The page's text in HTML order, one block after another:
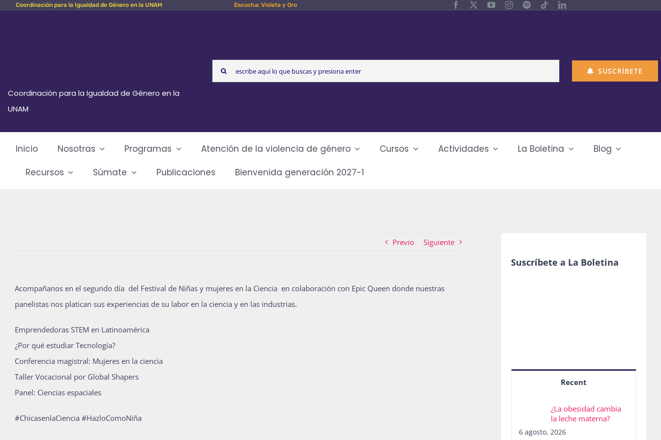
Skip Coordinación para la Igualdad de Género en la UNAM Escucha: Violeta y Oro
Coordinación para la Igualdad de Género en la
UNAM
Search
for:
SUSCRÍBETE
Inicio Nosotras Programas Atención de la violencia de género Cursos Actividades La Boletina
Blog
Recursos
Súmate Publicaciones Bienvenida generación 2027-1
Previo Siguiente
Acompañanos en el segundo día del Festival de Niñas y mujeres en la Ciencia en colaboración con Epic Queen donde nuestras
panelistas nos platican sus experiencias de su labor en la ciencia y en las industrias.
Emprendedoras STEM en Latinoamérica
¿Por qué estudiar Tecnología?
Conferencia magistral: Mujeres en la ciencia
Taller Vocacional por Global Shapers
Panel: Ciencias espaciales
#ChicasenlaCiencia #HazloComoNiña
Suscríbete a La Boletina
Recent
¿La obesidad cambia
la leche materna?
6 agosto, 2026